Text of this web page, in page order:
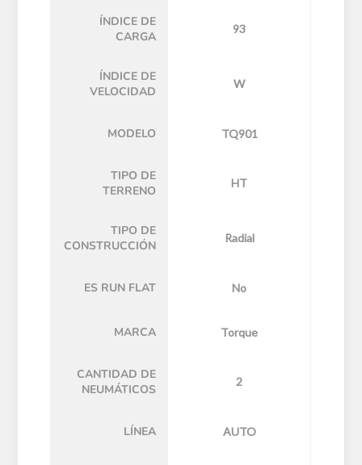
ÍNDICE DE
CARGA
93
ÍNDICE DE
VELOCIDAD
W
MODELO TQ901
TIPO DE
TERRENO
HT
TIPO DE
CONSTRUCCIÓN
Radial
ES RUN FLAT No
MARCA Torque
CANTIDAD DE
NEUMÁTICOS
2
LÍNEA AUTO